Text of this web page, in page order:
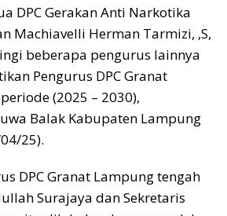
DPC Gerakan Anti Narkotika
Machiavelli Herman Tarmizi, ,S,
beberapa pengurus lainnya
Pengurus DPC Granat
(2025 – 2030),
Balak Kabupaten Lampung
25).
DPC Granat Lampung tengah
Surajaya dan Sekretaris